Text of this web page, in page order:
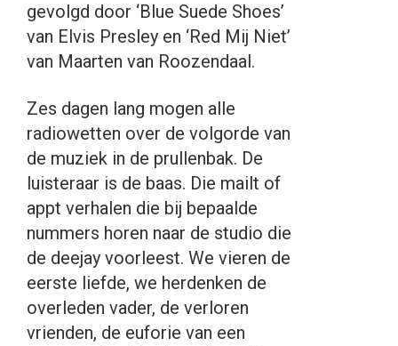
gevolgd door ‘Blue Suede Shoes’
van Elvis Presley en ‘Red Mij Niet’
van Maarten van Roozendaal.
Zes dagen lang mogen alle
radiowetten over de volgorde van
de muziek in de prullenbak. De
luisteraar is de baas. Die mailt of
appt verhalen die bij bepaalde
nummers horen naar de studio die
de deejay voorleest. We vieren de
eerste liefde, we herdenken de
overleden vader, de verloren
vrienden, de euforie van een